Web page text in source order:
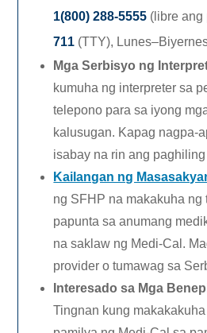
1(800) 288-5555 (libre ang
711 (TTY),
Mga Serbisyo ng
kumuha ng interpreter sa
telepono para sa iyong
kalusugan. Kapag nagpa-
isabay na rin ang
Kailangan ng
ng SFHP na makakuha ng
papunta sa anumang
na saklaw ng Medi-Cal.
provider o tumawag sa
Interesado sa Mga
Tingnan kung